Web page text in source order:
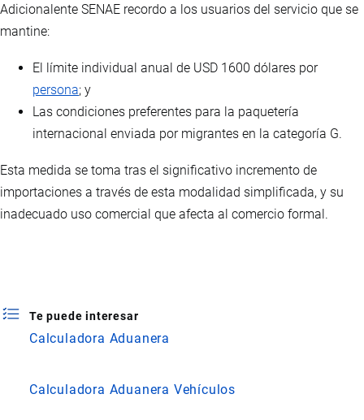
Adicionalente SENAE recordo a los usuarios del servicio que se
mantine:
El límite individual anual de USD 1600 dólares por
persona; y
Las condiciones preferentes para la paquetería
internacional enviada por migrantes en la categoría G.
Esta medida se toma tras el significativo incremento de
importaciones a través de esta modalidad simplificada, y su
inadecuado uso comercial que afecta al comercio formal.
Te puede interesar
Calculadora Aduanera
Calculadora Aduanera Vehículos